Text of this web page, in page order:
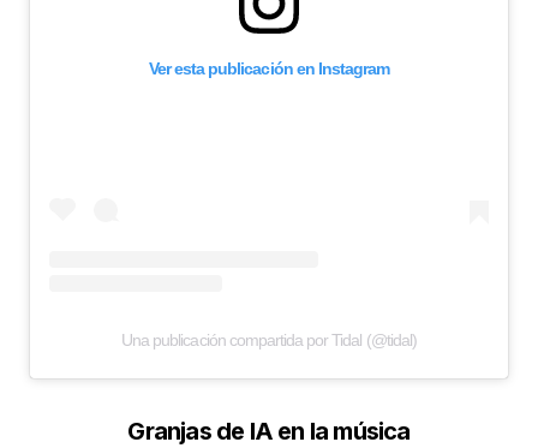
Ver esta publicación en Instagram
Una publicación compartida por Tidal (@tidal)
Granjas de IA en la música